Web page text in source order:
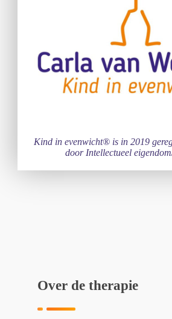
Kind in evenwicht® is in 2019
door Intellectueel
Over de therapie